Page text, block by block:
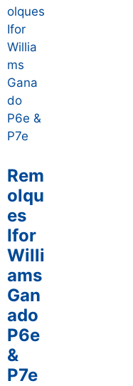
Rem
olqu
es
Ifor
Willi
ams
Gan
ado
P6e
&
P7e